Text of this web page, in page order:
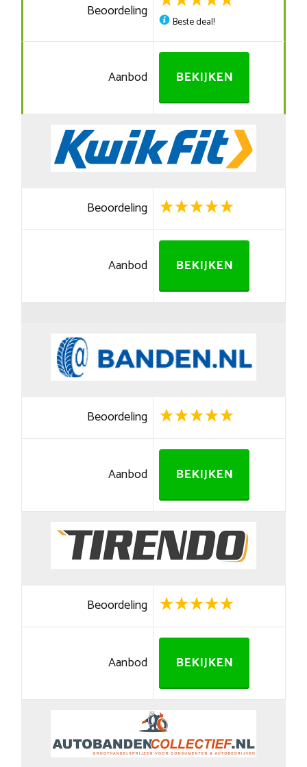
Beoordeling
Beste deal!
Aanbod BEKIJKEN
Beoordeling
Aanbod BEKIJKEN
Beoordeling
Aanbod BEKIJKEN
Beoordeling
Aanbod BEKIJKEN